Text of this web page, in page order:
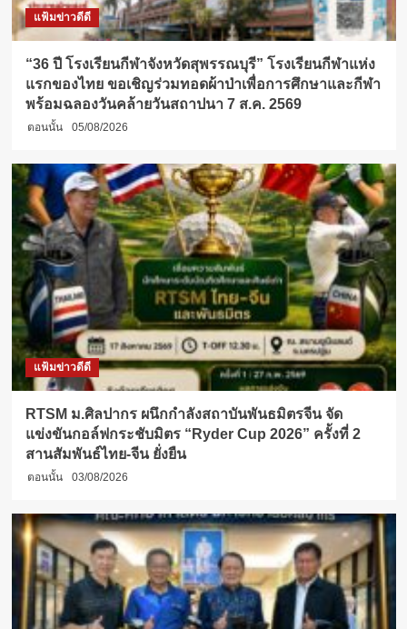
แฟ้มข่าวดีดี
“36 ปี โรงเรียนกีฬาจังหวัดสุพรรณบุรี” โรงเรียนกีฬาแห่ง
แรกของไทย ขอเชิญร่วมทอดผ้าป่าเพื่อการศึกษาและกีฬา
พร้อมฉลองวันคล้ายวันสถาปนา 7 ส.ค. 2569
ตอนนั้น 05/08/2026
แฟ้มข่าวดีดี
RTSM ม.ศิลปากร ผนึกกำลังสถาบันพันธมิตรจีน จัด
แข่งขันกอล์ฟกระชับมิตร “Ryder Cup 2026” ครั้งที่ 2
สานสัมพันธ์ไทย-จีน ยั่งยืน
ตอนนั้น 03/08/2026